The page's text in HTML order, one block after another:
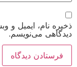
ذخیره نام، ایمیل و
دیدگاهی می‌نویسم.